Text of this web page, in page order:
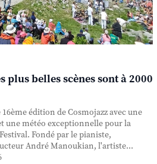
plus belles scènes sont à 2000
édition de Cosmojazz avec une
une météo exceptionnelle pour la
Fondé par le pianiste,
André Manoukian, l'artiste...